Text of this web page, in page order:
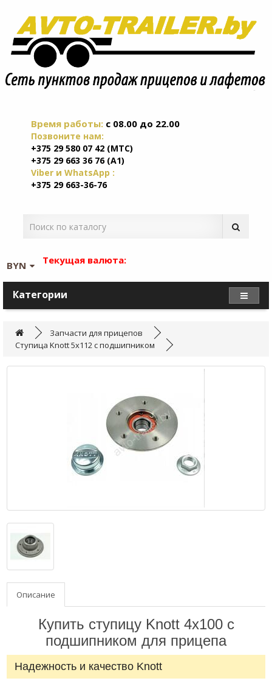
Время работы: c 08.00 до 22.00
Позвоните нам:
+375 29 580 07 42 (МТС)
+375 29 663 36 76 (А1)
Viber и WhatsApp :
+375 29 663-36-76
Текущая валюта:
BYN
Категории
Запчасти для прицепов
Ступица Knott 5х112 с подшипником
Описание
Купить ступицу Knott 4х100 с
подшипником для прицепа
Надежность и качество Knott